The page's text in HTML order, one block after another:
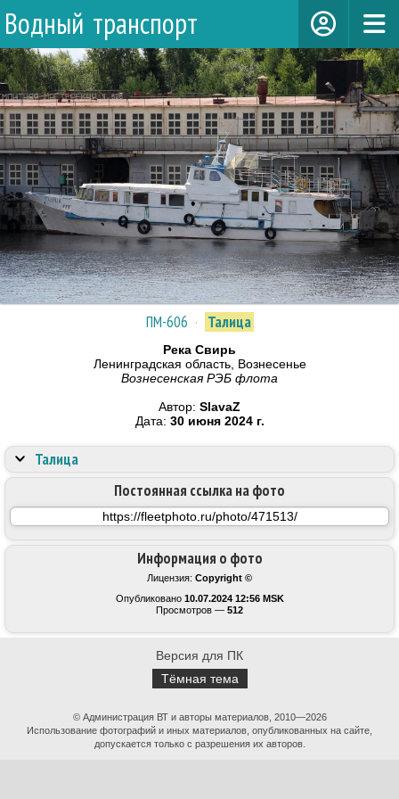
Водный транспорт
ПМ-606 · Талица
Река Свирь
Ленинградская область, Вознесенье
Вознесенская РЭБ флота
Автор: SlavaZ
Дата: 30 июня 2024 г.
Информация о фото
Лицензия: Copyright ©
Опубликовано 10.07.2024 12:56 MSK
Просмотров — 512
Постоянная ссылка на фото
Талица
Версия для ПК
Тёмная тема
© Администрация ВТ и авторы материалов, 2010—2026
Использование фотографий и иных материалов, опубликованных на сайте,
допускается только с разрешения их авторов.